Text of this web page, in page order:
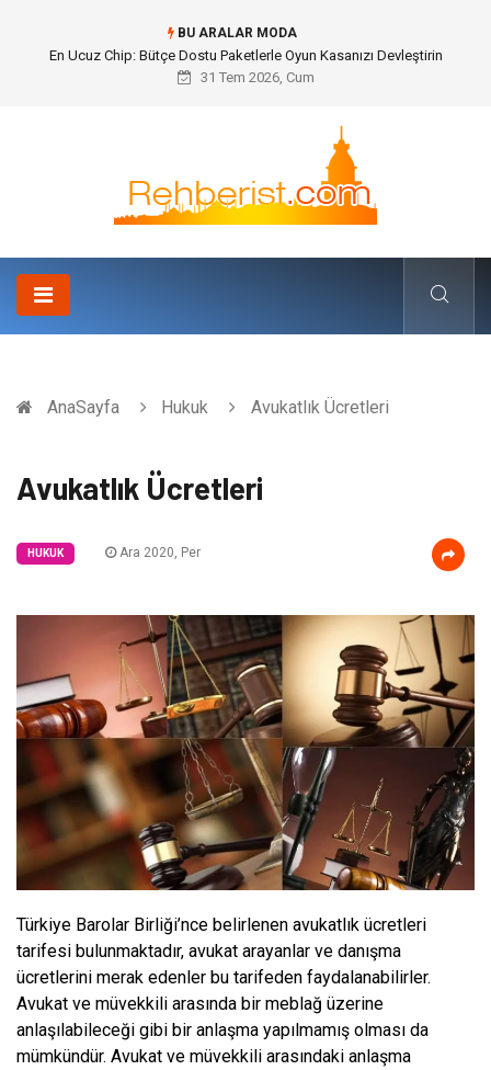
BU ARALAR MODA
Bohem Ev Dekoru Nedir?
31 Tem 2026, Cum
AnaSayfa Hukuk Avukatlık Ücretleri
Avukatlık Ücretleri
HUKUK Ara 2020, Per
Türkiye Barolar Birliği’nce belirlenen avukatlık ücretleri
tarifesi bulunmaktadır, avukat arayanlar ve danışma
ücretlerini merak edenler bu tarifeden faydalanabilirler.
Avukat ve müvekkili arasında bir meblağ üzerine
anlaşılabileceği gibi bir anlaşma yapılmamış olması da
mümkündür. Avukat ve müvekkili arasındaki anlaşma